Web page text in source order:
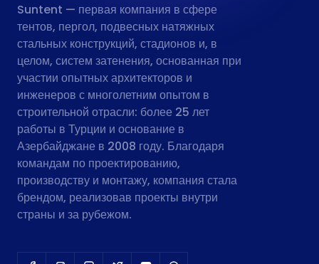
Suntent — первая компания в сфере
тентов, пергол, подвесных натяжных
стальных конструкций, стадионов и, в
целом, систем затенения, основанная при
участии опытных архитекторов и
инженеров с многолетним опытом в
строительной отрасли: более 25 лет
работы в Турции и основание в
Азербайджане в 2008 году. Благодаря
командам по проектированию,
производству и монтажу, компания стала
брендом, реализовав проекты внутри
страны и за рубежом.